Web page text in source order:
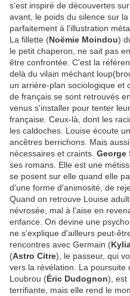
s'est inspiré de découvertes
avant, le poids du silence sur
parfaitement à l'illustration
La fillette (Noëmie Moindou)
le petit chaperon, ne sait pas
être confrontée. C'est la
delà du vilain méchant
un arrière-plan sociologique et
de français se sont retrouvés
venus s'installer pour tenter
française. Ceux-là, dont les
les caldoches. Louise écoute
ancêtres berrichons. Mais
nécessaires et craints. George
ses romans. Elle est une
se posent sur elle quand elle
d'une forme d'animosité, de
Quand on retrouve Louise
névrosée, mal à l'aise en
enfance. On devine une
ne s'explique d'ailleurs peut-
rencontres avec Germain (
(Astro Citre), le passeur, qui
vers la révélation. La
Loubrou (Éric Dudognon), est
terrifiante, mais elle rend le